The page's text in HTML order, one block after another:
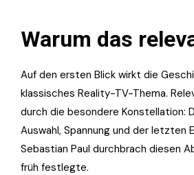
Warum das
Auf den ersten Blick wirkt die
klassisches Reality-TV-Thema.
durch die besondere Konstellation:
Auswahl, Spannung und der letzten
Sebastian Paul durchbrach diesen
früh festlegte.